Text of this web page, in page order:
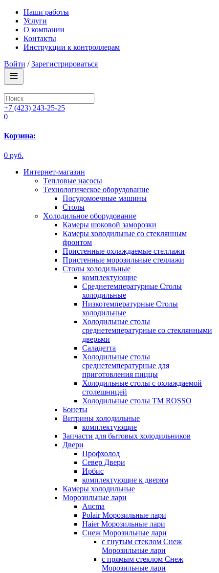
Наши работы
Услуги
О компании
Контакты
Инструкции к контроллерам
Войти /Зарегистрироваться
+7 (423) 243-25-25
0
Корзина:
0 руб.
Интернет-магазин
Tепловые насосы
Tехнологическое оборудование
Посудомоечные машины
Столы
Xолодильное оборудование
Камеры шоковой заморозки
Камеры холодильные со стеклянным
фронтом
Пристенные охлаждаемые стеллажи
Пристенные морозильные стеллажи
Столы холодильные
комплектующие
Среднетемпературные Столы
холодильные
Низкотемпературные Столы
холодильные
Холодильные столы
среднетемпературные со стеклянными
дверьми
Саладетта
Холодильные столы
среднетемпературные для
приготовления пиццы
Холодильные столы с охлаждаемой
столешницей
Холодильные столы ТМ ROSSO
Бонеты
Витрины холодильные
комплектующие
Запчасти для бытовых холодильников
Двери
Профхолод
Север Двери
Ирбис
комплектующие к дверям
Камеры холодильные
Морозильные лари
Aucma
Polair Морозильные лари
Haier Морозильные лари
Снеж Морозильные лари
с гнутым стеклом Снеж
Морозильные лари
с прямым стеклом Снеж
Морозильные лари